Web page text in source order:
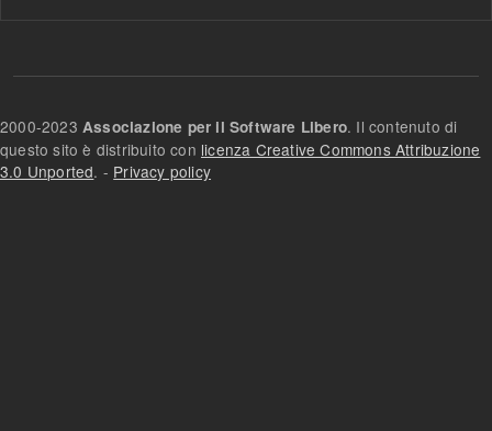
2000-2023 Associazione per il Software Libero. Il contenuto di
questo sito è distribuito con licenza Creative Commons Attribuzione
3.0 Unported. - Privacy policy